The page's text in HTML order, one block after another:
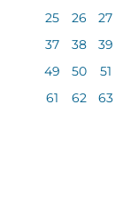
25
26 27
37
38 39
49
50 51
61
62 63